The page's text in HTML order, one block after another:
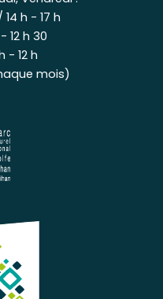
14 h - 17 h
12 h 30
- 12 h
mois)